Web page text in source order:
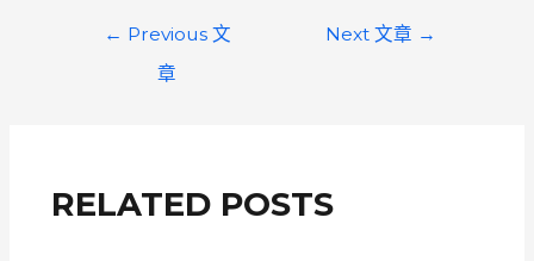
← Previous 文
章
Next 文章 →
RELATED POSTS